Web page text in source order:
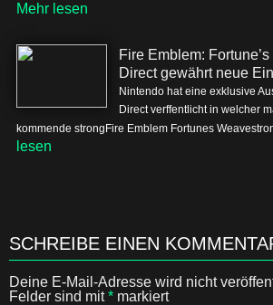
Mehr lesen
Fire Emblem:
Direct gewährt neue
Nintendo hat eine exklusive
Direct verffentlicht in welcher
kommende strongFire Emblem Fortunes
lesen
SCHREIBE EINEN
Deine E-Mail-Adresse wird nicht
Felder sind mit* markiert